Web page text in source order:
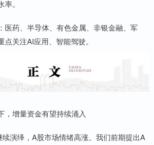
。
药、半导体、有色金属、非银金融、军
关注AI应用、智能驾驶。
增量资金有望持续涌入
演绎，A股市场情绪高涨。我们前期提出A